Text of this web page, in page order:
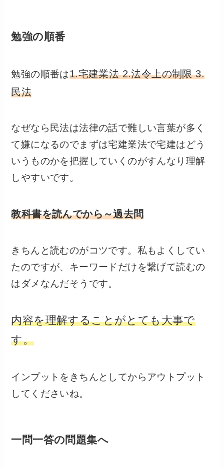
勉強の順番
勉強の順番は1.宅建業法 2.法令上の制限 3.
民法
なぜなら民法は法律の話で難しい言葉が多く
て嫌になるのでまずは宅建業法で宅建はどう
いうものかを把握していくのがすんなり理解
しやすいです。
教科書を読んでから～過去問
きちんと読むのがコツです。私もよくしてい
たのですが、キーワードだけを繋げて読むの
はダメなんだそうです。
内容を理解することがとても大事で
す。
インプットをきちんとしてからアウトプット
してくださいね。
一問一答の問題集へ